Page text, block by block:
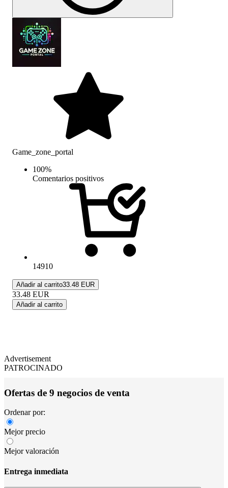
Game_zone_portal
100%
Comentarios positivos
14910
Añadir al carrito33.48 EUR
33.48 EUR
Añadir al carrito
Advertisement
PATROCINADO
Ofertas de 9 negocios de venta
Ordenar por:
Mejor precio
Mejor valoración
Entrega inmediata